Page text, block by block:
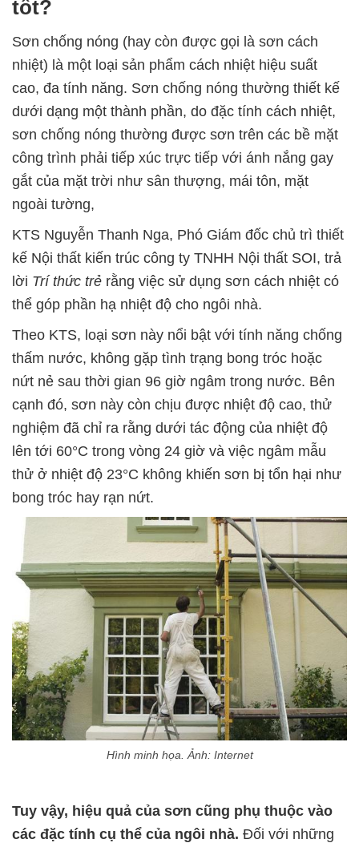
tốt?
Sơn chống nóng (hay còn được gọi là sơn cách
nhiệt) là một loại sản phẩm cách nhiệt hiệu suất
cao, đa tính năng. Sơn chống nóng thường thiết kế
dưới dạng một thành phần, do đặc tính cách nhiệt,
sơn chống nóng thường được sơn trên các bề mặt
công trình phải tiếp xúc trực tiếp với ánh nắng gay
gắt của mặt trời như sân thượng, mái tôn, mặt
ngoài tường,
KTS Nguyễn Thanh Nga, Phó Giám đốc chủ trì thiết
kế Nội thất kiến trúc công ty TNHH Nội thất SOI, trả
lời Trí thức trẻ rằng việc sử dụng sơn cách nhiệt có
thể góp phần hạ nhiệt độ cho ngôi nhà.
Theo KTS, loại sơn này nổi bật với tính năng chống
thấm nước, không gặp tình trạng bong tróc hoặc
nứt nẻ sau thời gian 96 giờ ngâm trong nước. Bên
cạnh đó, sơn này còn chịu được nhiệt độ cao, thử
nghiệm đã chỉ ra rằng dưới tác động của nhiệt độ
lên tới 60°C trong vòng 24 giờ và việc ngâm mẫu
thử ở nhiệt độ 23°C không khiến sơn bị tổn hại như
bong tróc hay rạn nứt.
Hình minh họa. Ảnh: Internet
Tuy vậy, hiệu quả của sơn cũng phụ thuộc vào
các đặc tính cụ thể của ngôi nhà. Đối với những